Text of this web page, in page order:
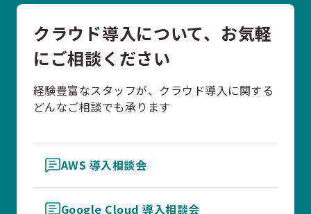
クラウド導入について、お気軽
にご相談ください
経験豊富なスタッフが、クラウド導入に関する
どんなご相談でも承ります
AWS 導入相談会
Google Cloud 導入相談会